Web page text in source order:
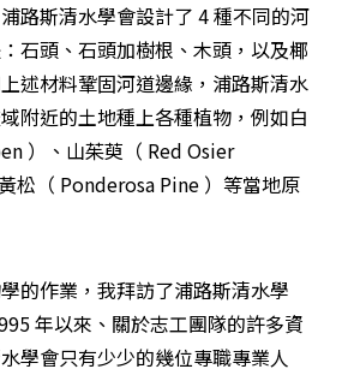
路斯清水學會設計了 4 種不同的河
石頭、石頭加樹根、木頭，以及椰
述材料鞏固河道邊緣，浦路斯清水
附近的土地種上各種植物，例如白
）、山茱萸（ Red Osier
松（ Ponderosa Pine ）等當地原
的作業，我拜訪了浦路斯清水學
年以來、關於志工團隊的許多資
學會只有少少的幾位專職專業人